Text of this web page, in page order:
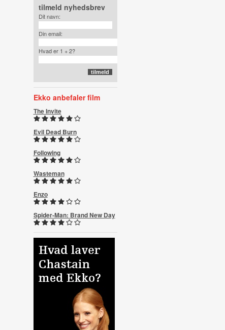
tilmeld nyhedsbrev
Dit navn:
Din email:
Hvad er 1 + 2?
Ekko anbefaler film
The Invite
Evil Dead Burn
Following
Wasteman
Enzo
Spider-Man: Brand New Day